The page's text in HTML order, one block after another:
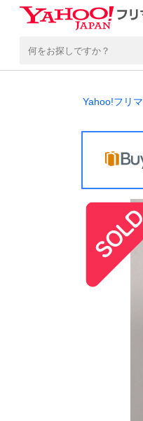
Yahoo!フリマ